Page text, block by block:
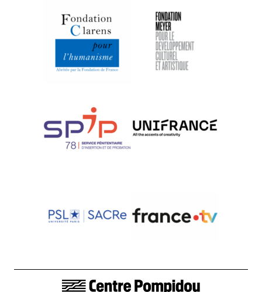
LIENS DE BAS DE PAGE